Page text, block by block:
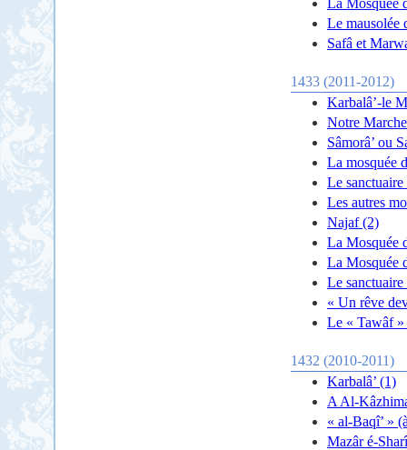
Le mausolée
Safâ et
1433 (2011-2012)
Karbalâ’-le
Notre
Sâmorâ’ ou
La mosquée
Le
Les autres
Najaf (2)
La Mosquée
La Mosquée
Le
« Un rêve
Le « Tawâf »
1432 (2010-2011)
Karbalâ’ (1)
A Al-
« al-Baqî’ »
Mazâr é-